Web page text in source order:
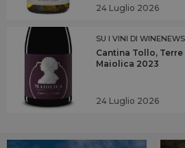
24 Luglio 2026
SU I VINI DI WINENEWS
Cantina Tollo,
Maiolica 2023
24 Luglio 2026